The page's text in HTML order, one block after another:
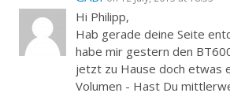
Hi Philipp,
Hab gerade deine Seite
habe mir gestern den
jetzt zu Hause doch etwas
Volumen - Hast Du